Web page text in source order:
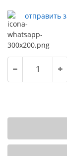
отправить